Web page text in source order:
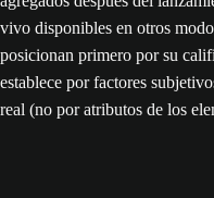
vivo disponibles en otros
posicionan primero por su
establece por factores
real (no por atributos de los